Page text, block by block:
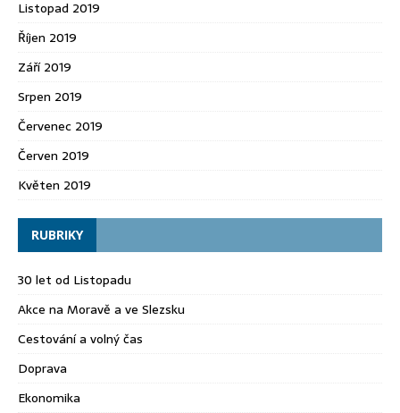
Listopad 2019
Říjen 2019
Září 2019
Srpen 2019
Červenec 2019
Červen 2019
Květen 2019
RUBRIKY
30 let od Listopadu
Akce na Moravě a ve Slezsku
Cestování a volný čas
Doprava
Ekonomika